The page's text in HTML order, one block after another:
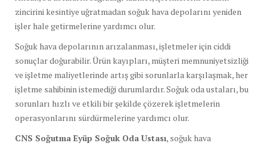
zincirini kesintiye uğratmadan soğuk hava depolarını yeniden
işler hale getirmelerine yardımcı olur.
Soğuk hava depolarının arızalanması, işletmeler için ciddi
sonuçlar doğurabilir. Ürün kayıpları, müşteri memnuniyetsizliği
ve işletme maliyetlerinde artış gibi sorunlarla karşılaşmak, her
işletme sahibinin istemediği durumlardır. Soğuk oda ustaları, bu
sorunları hızlı ve etkili bir şekilde çözerek işletmelerin
operasyonlarını sürdürmelerine yardımcı olur.
CNS Soğutma Eyüp Soğuk Oda Ustası, soğuk hava